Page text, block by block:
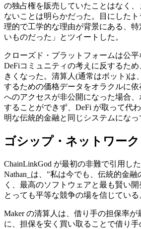
の独占権を販売していたことはなく
ないことは明らかだった。目にした
理的で工学的な理由が背景にある、
いものだった」とツイートした。
クローズド・プラットフォームは公
DeFiコミュニティの考えに反するた
きくなった。清算人(通常はボット)は
するための価格データをオラクルに
へのアクセスが非公開になった場合
することができず、DeFi が取って代
明な伝統的金融と同じシステムになっ
ゴシップ・ネットワーク
ChainLinkGod が最初の非難で引用し
Nathan_は、"私は今でも、伝統的金
く、最高のソフトウェアと最も賢い
とっても平等な競争の場を信じている
Maker の清算人は、借り手の担保率
に、担保を安く買い取ることで借り